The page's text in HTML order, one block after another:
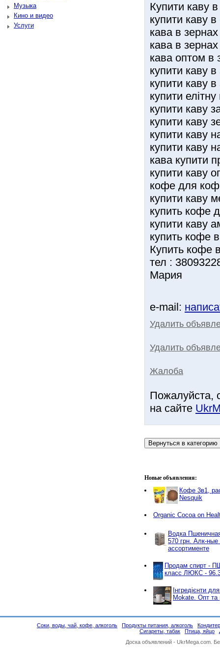
Музыка
Кино и видео
Услуги
Купити каву
купити каву в
кава в
кава в зернах
кава оптом в
купити каву
купити каву
купити елітну
купити каву
купити каву
купити каву
купити каву
кава купити
купити каву
кофе для
купити каву
купить кофе
купити каву
купить кофе
Купить кофе
тел :
Мария
e-mail:
Удалить
Удалить
Жалоба
Пожалуйста,
на сайте
Новые объявления:
Кофе 3в1,
Nesquik
Organic Cocoa on
Вoдкa
570 грн. Aлк-ные
ассортименте
Продам спирт -
класс ЛЮКС -
Інгредієнти
Mokate. Опт та
Соки, воды, чай, кофе, алкоголь Продукты питания, алкоголь
Сигареты, табак
Птица, яйцо
Доска объявлений - UkrMega.com.